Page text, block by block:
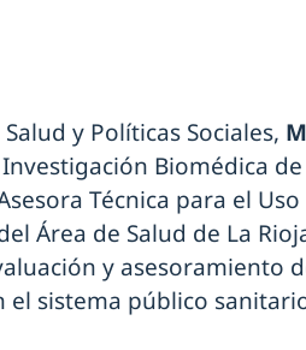
y Políticas Sociales,
Biomédica
Técnica para el
Área de Salud de La
y asesoramiento
el sistema público